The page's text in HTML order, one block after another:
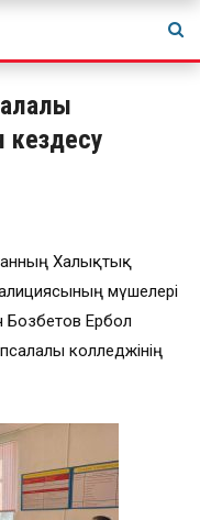
Халықтық
мүшелері
Бозбетов Ербол
колледжінің